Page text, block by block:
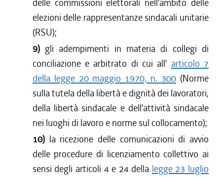
delle commissioni elettorali nell'ambito delle
elezioni delle rappresentanze sindacali unitarie
(RSU);
9) gli adempimenti in materia di collegi di
conciliazione e arbitrato di cui all' articolo 7
della legge 20 maggio 1970, n. 300 (Norme
sulla tutela della libertà e dignità dei lavoratori,
della libertà sindacale e dell'attività sindacale
nei luoghi di lavoro e norme sul collocamento);
10) la ricezione delle comunicazioni di avvio
delle procedure di licenziamento collettivo ai
sensi degli articoli 4 e 24 della legge 23 luglio